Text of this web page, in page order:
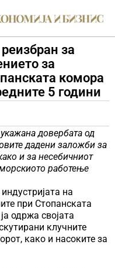
за
за
комора
5 години
довербата од
дадени заложби за
и за несебичниот
работење
на
при Стопанската
одржа својата
клучните
како и насоките за